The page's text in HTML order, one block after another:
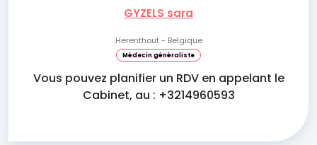
GYZELS sara
Herenthout - Belgique
Médecin généraliste
Vous pouvez planifier un RDV en appelant le
Cabinet, au : +3214960593